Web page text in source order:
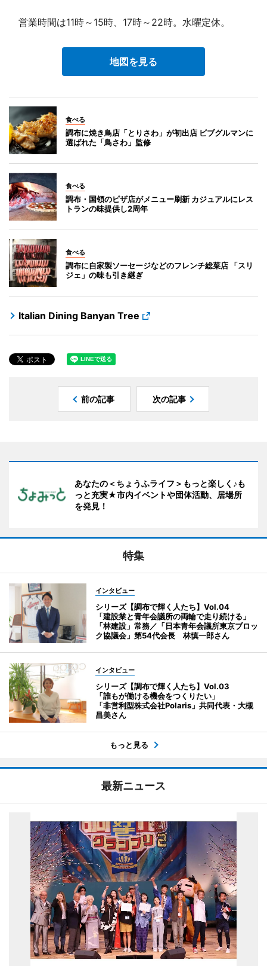
営業時間は11時～15時、17時～22時。水曜定休。
地図を見る
食べる
調布に焼き鳥店「とりさわ」が初出店 ビブグルマンに
選ばれた「鳥さわ」監修
食べる
調布・国領のピザ店がメニュー刷新 カジュアルにレス
トランの味提供し2周年
食べる
調布に自家製ソーセージなどのフレンチ総菜店 「スリ
ジェ」の味も引き継ぎ
Italian Dining Banyan Tree
前の記事 次の記事
あなたの＜ちょうふライフ＞もっと楽しく♪も
っと充実★市内イベントや団体活動、居場所
を発見！
特集
インタビュー
シリーズ【調布で輝く人たち】Vol.04
「建設業と青年会議所の両輪で走り続ける」
「林建設」常務／「日本青年会議所東京ブロッ
ク協議会」第54代会長 林慎一郎さん
インタビュー
シリーズ【調布で輝く人たち】Vol.03
「誰もが働ける機会をつくりたい」
「非営利型株式会社Polaris」共同代表・大槻
昌美さん
もっと見る
最新ニュース